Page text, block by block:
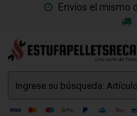
Envíos el mismo